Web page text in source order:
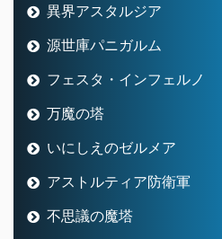
異界アスタルジア
源世庫パニガルム
フェスタ・インフェルノ
万魔の塔
いにしえのゼルメア
アストルティア防衛軍
不思議の魔塔